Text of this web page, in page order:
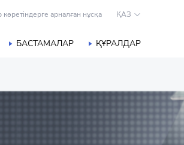
арналған нұсқа ҚАЗ
БАСТАМАЛАР ҚҰРАЛДАР